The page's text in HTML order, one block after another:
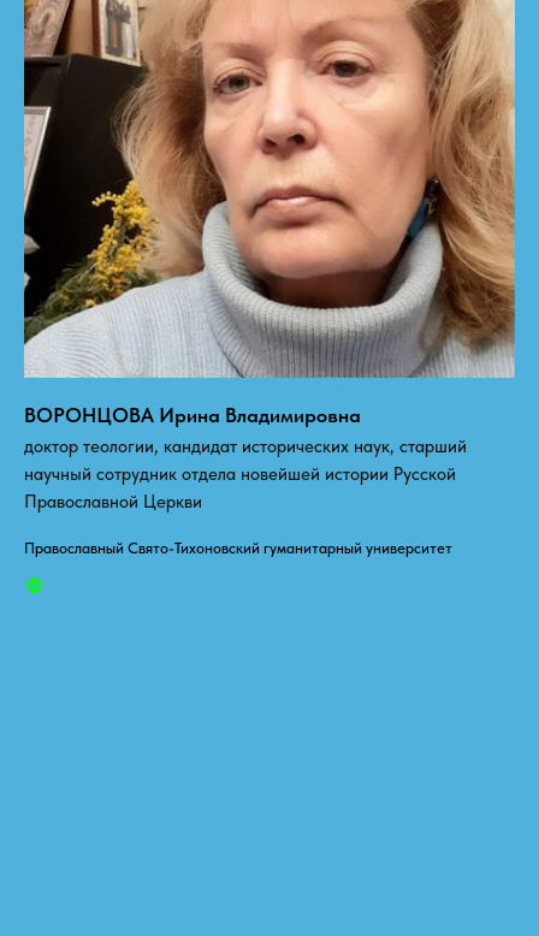
ВОРОНЦОВА Ирина Владимировна
доктор теологии, кандидат исторических наук, старший
научный сотрудник отдела новейшей истории Русской
Православной Церкви
Православный Свято-Тихоновский гуманитарный университет